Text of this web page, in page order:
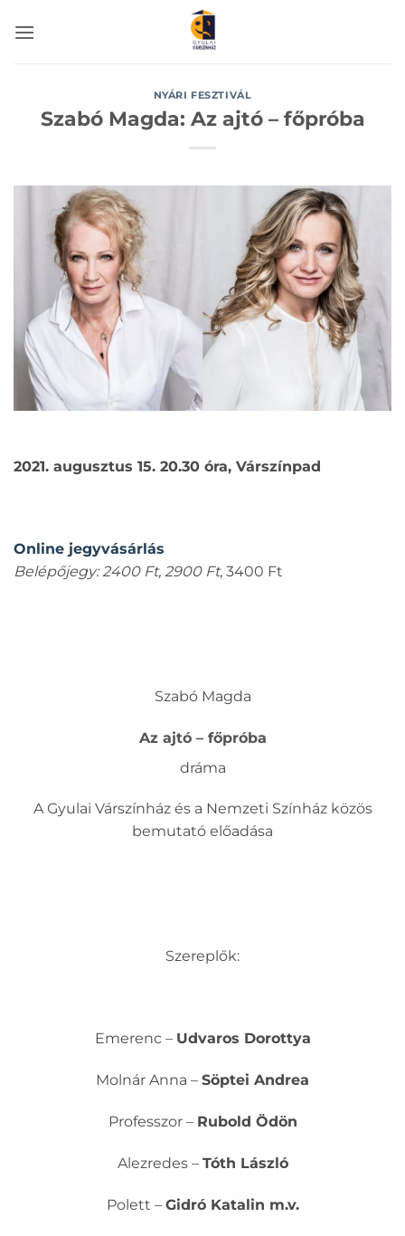
NYÁRI FESZTIVÁL
Szabó Magda: Az ajtó – főpróba
2021. augusztus 15. 20.30 óra, Várszínpad
Online jegyvásárlás
Belépőjegy: 2400 Ft, 2900 Ft, 3400 Ft
Szabó Magda
Az ajtó – főpróba
dráma
A Gyulai Várszínház és a Nemzeti Színház közös
bemutató előadása
Szereplők:
Emerenc – Udvaros Dorottya
Molnár Anna – Söptei Andrea
Professzor – Rubold Ödön
Alezredes – Tóth László
Polett – Gidró Katalin m.v.